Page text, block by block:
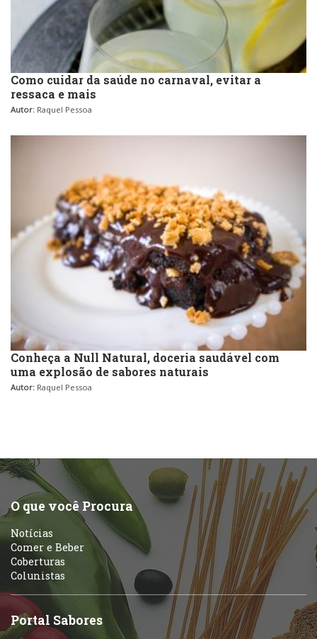
Como cuidar da saúde no carnaval, evitar a
ressaca e mais
Autor: Raquel Pessoa
Conheça a Null Natural, doceria saudável com
uma explosão de sabores naturais
Autor: Raquel Pessoa
O que você Procura
Notícias
Comer e Beber
Coberturas
Colunistas
Portal Sabores